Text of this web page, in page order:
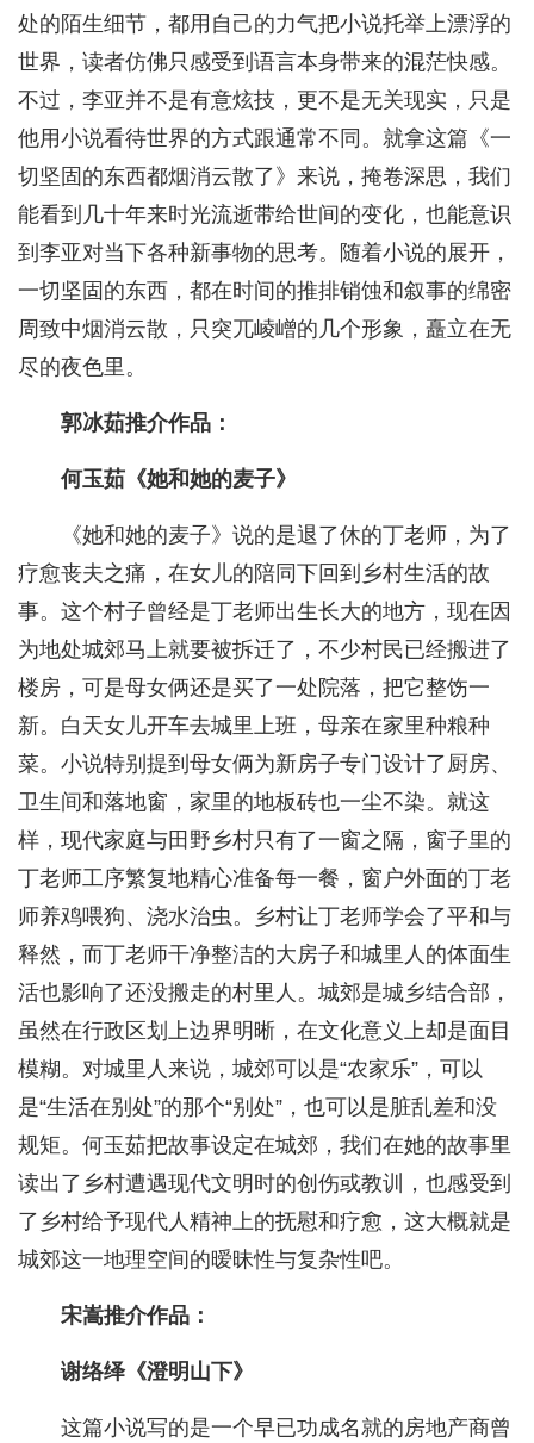
处的陌生细节，都用自己的力气把小说托举上漂浮的
世界，读者仿佛只感受到语言本身带来的混茫快感。
不过，李亚并不是有意炫技，更不是无关现实，只是
他用小说看待世界的方式跟通常不同。就拿这篇《一
切坚固的东西都烟消云散了》来说，掩卷深思，我们
能看到几十年来时光流逝带给世间的变化，也能意识
到李亚对当下各种新事物的思考。随着小说的展开，
一切坚固的东西，都在时间的推排销蚀和叙事的绵密
周致中烟消云散，只突兀崚嶒的几个形象，矗立在无
尽的夜色里。
郭冰茹推介作品：
何玉茹《她和她的麦子》
《她和她的麦子》说的是退了休的丁老师，为了
疗愈丧夫之痛，在女儿的陪同下回到乡村生活的故
事。这个村子曾经是丁老师出生长大的地方，现在因
为地处城郊马上就要被拆迁了，不少村民已经搬进了
楼房，可是母女俩还是买了一处院落，把它整饬一
新。白天女儿开车去城里上班，母亲在家里种粮种
菜。小说特别提到母女俩为新房子专门设计了厨房、
卫生间和落地窗，家里的地板砖也一尘不染。就这
样，现代家庭与田野乡村只有了一窗之隔，窗子里的
丁老师工序繁复地精心准备每一餐，窗户外面的丁老
师养鸡喂狗、浇水治虫。乡村让丁老师学会了平和与
释然，而丁老师干净整洁的大房子和城里人的体面生
活也影响了还没搬走的村里人。城郊是城乡结合部，
虽然在行政区划上边界明晰，在文化意义上却是面目
模糊。对城里人来说，城郊可以是“农家乐”，可以
是“生活在别处”的那个“别处”，也可以是脏乱差和没
规矩。何玉茹把故事设定在城郊，我们在她的故事里
读出了乡村遭遇现代文明时的创伤或教训，也感受到
了乡村给予现代人精神上的抚慰和疗愈，这大概就是
城郊这一地理空间的暧昧性与复杂性吧。
宋嵩推介作品：
谢络绎《澄明山下》
这篇小说写的是一个早已功成名就的房地产商曾